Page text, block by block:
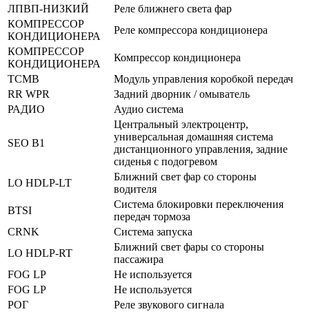
ЛПВП-НИЗКИЙ
Реле ближнего света фар
КОМПРЕССОР
КОНДИЦИОНЕРА
Реле компрессора кондиционера
КОМПРЕССОР
КОНДИЦИОНЕРА
Компрессор кондиционера
TCMB
Модуль управления коробкой передач
RR WPR
Задний дворник / омыватель
РАДИО
Аудио система
SEO B1
Центральный электроцентр,
универсальная домашняя система
дистанционного управления, задние
сиденья с подогревом
LO HDLP-LT
Ближний свет фар со стороны
водителя
BTSI
Система блокировки переключения
передач тормоза
CRNK
Система запуска
LO HDLP-RT
Ближний свет фары со стороны
пассажира
FOG LP
Не используется
FOG LP
Не используется
РОГ
Реле звукового сигнала